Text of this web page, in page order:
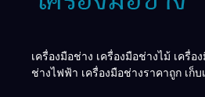
เครื่องมือช่าง เครื่องมือช่างไม้ เครื่อ
ช่างไฟฟ้า เครื่องมือช่างราคาถูก เก็บ